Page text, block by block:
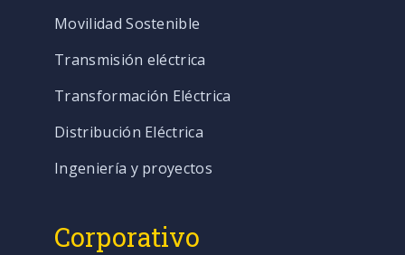
Movilidad Sostenible
Transmisión eléctrica
Transformación Eléctrica
Distribución Eléctrica
Ingeniería y proyectos
Corporativo